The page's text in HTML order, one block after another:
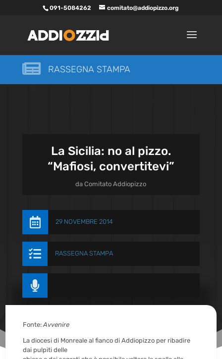
091-5084262 comitato@addiopizzo.org
 RASSEGNA STAMPA
La Sicilia: no al pizzo.
“Mafiosi, convertitevi”
daComitato Addiopizzo
 29 NOVEMBRE 2014
 RASSEGNA STAMPA

Fonte:Avvenire
La diocesi di Monreale al fianco di Addiopizzo per ribadire
dai pulpiti delle